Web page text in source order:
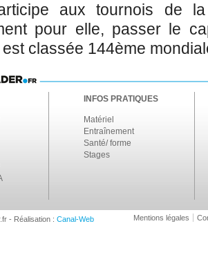
aux tournois de
pour elle, passer le
classée 144ème
INFOS PRATIQUES
Matériel
Entraînement
Santé/ forme
Stages
- Réalisation : Canal-Web Mentions légales